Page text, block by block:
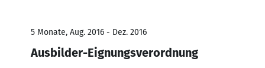
5 Monate, Aug. 2016 - Dez. 2016
Ausbilder-Eignungsverordnung